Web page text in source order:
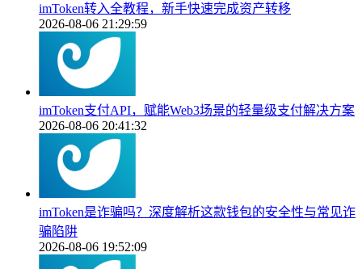
imToken转入全教程，新手快速完成资产转移
2026-08-06 21:29:59
imToken支付API，赋能Web3场景的轻量级支付解决方案
2026-08-06 20:41:32
imToken是诈骗吗？深度解析这款钱包的安全性与常见诈
骗陷阱
2026-08-06 19:52:09